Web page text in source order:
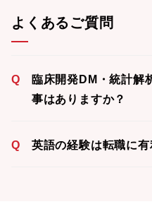
よくあるご質問
Q
臨床開発DM・統計解
事はありますか？
Q 英語の経験は転職に有